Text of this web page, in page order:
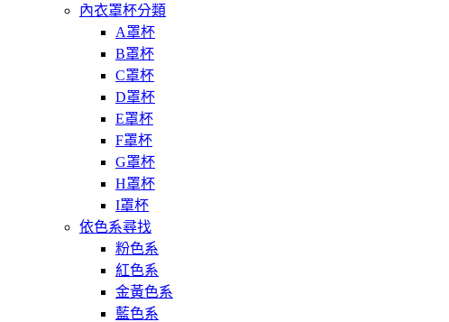
內衣罩杯分類
A罩杯
B罩杯
C罩杯
D罩杯
E罩杯
F罩杯
G罩杯
H罩杯
I罩杯
依色系尋找
粉色系
紅色系
金黃色系
藍色系